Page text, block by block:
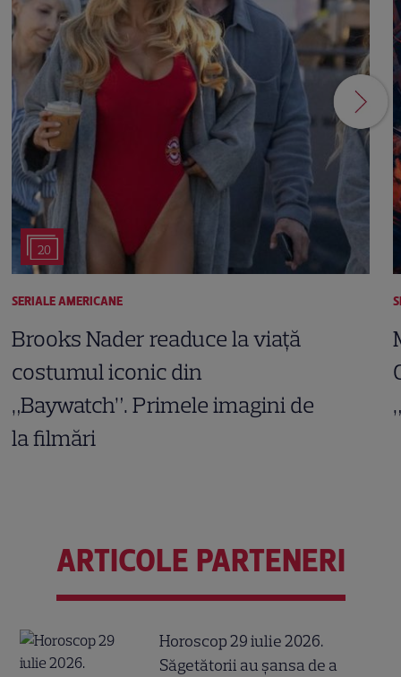
20
SERIALE AMERICANE
Brooks Nader readuce la viață
costumul iconic din
„Baywatch”. Primele imagini de
la filmări
ARTICOLE PARTENERI
Horoscop 29 iulie 2026.
Săgetătorii au șansa de a